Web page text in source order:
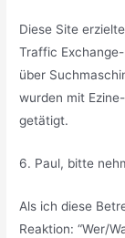
Diese Site
Traffic
über
wurden mit
getätigt.
6. Paul, bitte
Als ich diese
Reaktion: “Wer/